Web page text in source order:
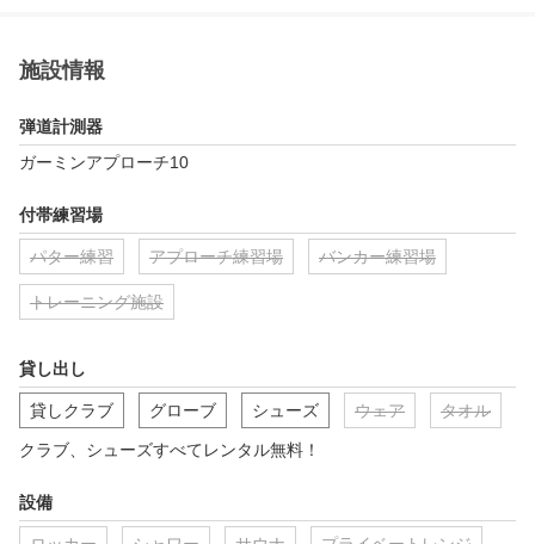
施設情報
弾道計測器
ガーミンアプローチ10
付帯練習場
パター練習 アプローチ練習場 バンカー練習場
トレーニング施設
貸し出し
貸しクラブ グローブ シューズ ウェア タオル
クラブ、シューズすべてレンタル無料！
設備